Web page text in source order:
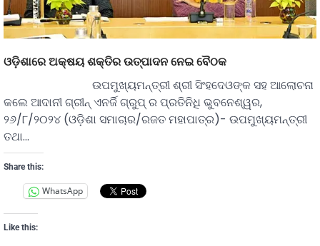
ଓଡ଼ିଶାରେ ଅକ୍ଷୟ ଶକ୍ତିର ଉତ୍ପାଦନ ନେଇ ବୈଠକ
ଉପମୁଖ୍ୟମନ୍ତ୍ରୀ ଶ୍ରୀ ସିଂହଦେଓଙ୍କ ସହ ଆଲୋଚନା
କଲେ ଆଦାନୀ ଗ୍ରୀନ୍‌ ଏନର୍ଜି ଗ୍ରୁପ୍‌ ର ପ୍ରତିନିଧି ଭୁବନେଶ୍ୱର,
୨୬/୮/୨୦୨୪ (ଓଡ଼ିଶା ସମାଚାର/ରଜତ ମହାପାତ୍ର)- ଉପମୁଖ୍ୟମନ୍ତ୍ରୀ
ତଥା…
Share this:
WhatsApp
Like this: